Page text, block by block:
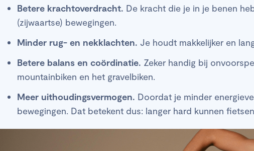
Betere krachtoverdracht. De kracht die je in je benen
(zijwaartse) bewegingen.
Minder rug- en nekklachten. Je houdt makkelijker en
Betere balans en coördinatie. Zeker handig bij
mountainbiken en het gravelbiken.
Meer uithoudingsvermogen. Doordat je minder
bewegingen. Dat betekent dus: langer hard kunnen fietsen